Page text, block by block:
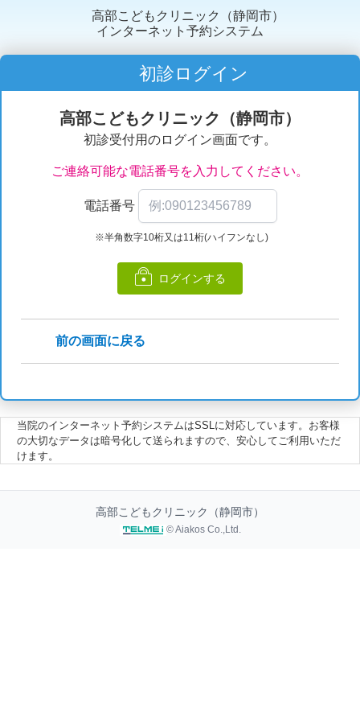
高部こどもクリニック（静岡市）
インターネット予約システム
初診ログイン
高部こどもクリニック（静岡市）
初診受付用のログイン画面です。
ご連絡可能な電話番号を入力してください。
電話番号
※半角数字10桁又は11桁(ハイフンなし)
ログインする
前の画面に戻る
当院のインターネット予約システムはSSLに対応しています。お客様
の大切なデータは暗号化して送られますので、安心してご利用いただ
けます。
高部こどもクリニック（静岡市）
© Aiakos Co.,Ltd.